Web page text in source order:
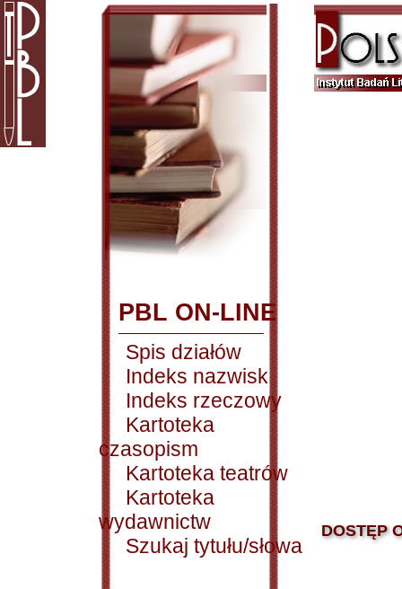
PBL ON-LINE
Spis działów
Indeks nazwisk
Indeks rzeczowy
Kartoteka
czasopism
Kartoteka teatrów
Kartoteka
wydawnictw
Szukaj tytułu/słowa
DOSTĘP